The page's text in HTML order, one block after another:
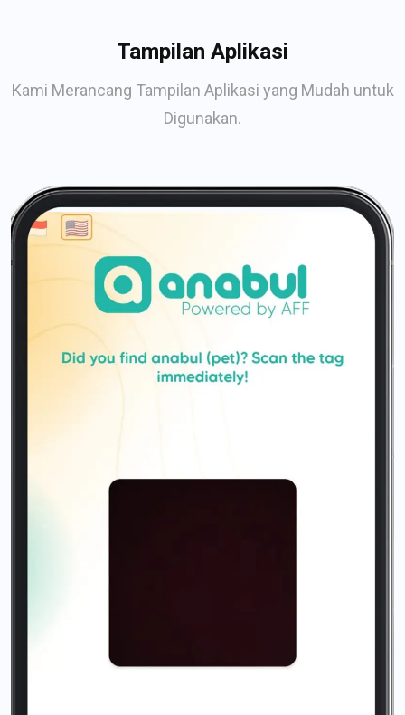
Tampilan Aplikasi
Kami Merancang Tampilan Aplikasi yang Mudah untuk
Digunakan.